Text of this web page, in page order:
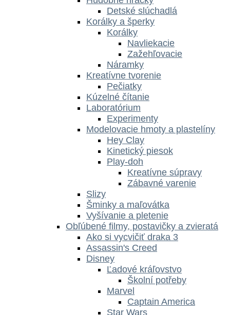
Detské slúchadlá
Korálky a šperky
Korálky
Navliekacie
Zažehľovacie
Náramky
Kreatívne tvorenie
Pečiatky
Kúzelné čítanie
Laboratórium
Experimenty
Modelovacie hmoty a plastelíny
Hey Clay
Kinetický piesok
Play-doh
Kreatívne súpravy
Zábavné varenie
Slizy
Šminky a maľovátka
Vyšívanie a pletenie
Obľúbené filmy, postavičky a zvieratá
Ako si vycvičiť draka 3
Assassin's Creed
Disney
Ľadové kráľovstvo
Školní potřeby
Marvel
Captain America
Star Wars